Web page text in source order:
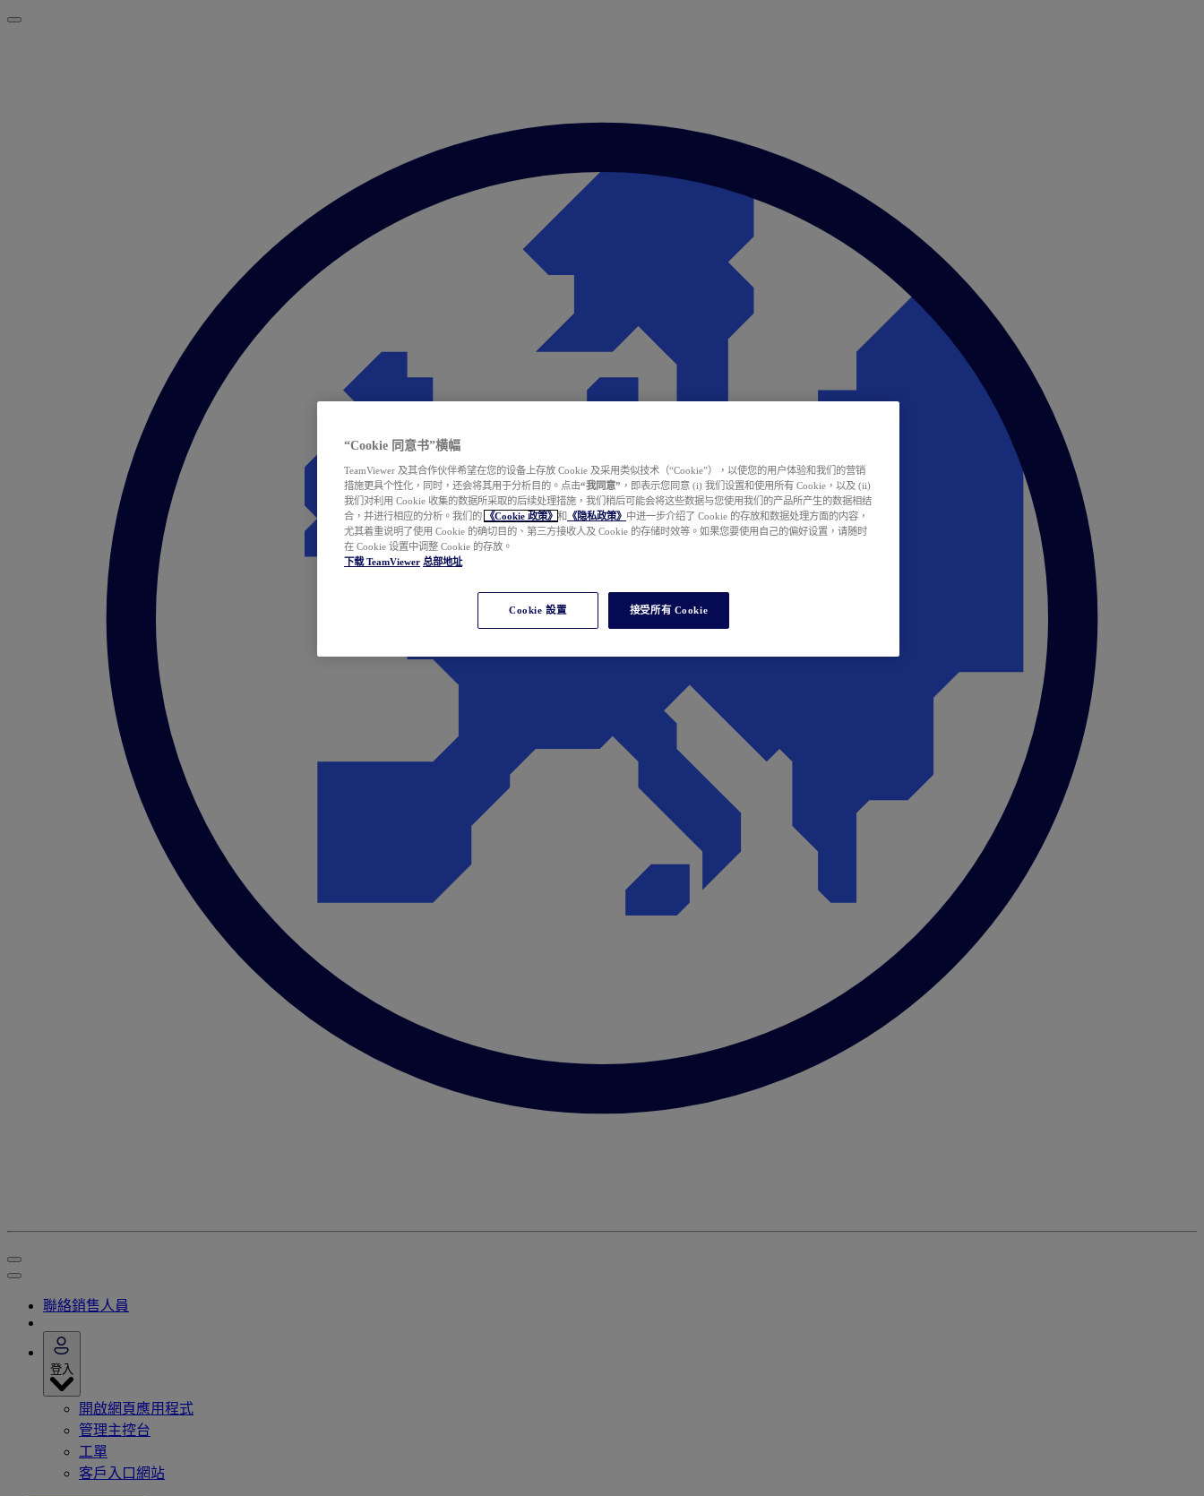
聯絡銷售人員
登入
開啟網頁應用程式
管理主控台
工單
客戶入口網站
“Cookie 同意书”横幅
TeamViewer 及其合作伙伴希望在您的设备上存放 Cookie 及采用类似技术（“Cookie”），以使您的用户体验和我们的营销
措施更具个性化，同时，还会将其用于分析目的。点击“我同意” ，即表示您同意 (i) 我们设置和使用所有 Cookie，以及 (ii)
我们对利用 Cookie 收集的数据所采取的后续处理措施，我们稍后可能会将这些数据与您使用我们的产品所产生的数据相结
合，并进行相应的分析。我们的
《Cookie 政策》 和 《隐私政策》 中进一步介绍了 Cookie 的存放和数据处理方面的内容，
尤其着重说明了使用 Cookie 的确切目的、第三方接收人及 Cookie 的存储时效等。如果您要使用自己的偏好设置，请随时
在 Cookie 设置中调整 Cookie 的存放。
下载 TeamViewer 总部地址
Cookie 設置 接受所有 Cookie